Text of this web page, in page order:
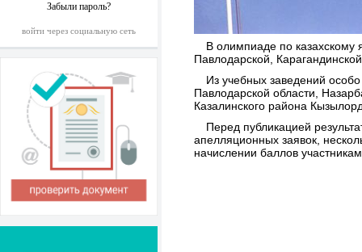
Забыли пароль?
войти через социальную сеть
В олимпиаде по казахскому
Павлодарской,
Из учебных заведений
Павлодарской области,
Казалинского района
Перед публикацией
апелляционных заявок,
начислении баллов